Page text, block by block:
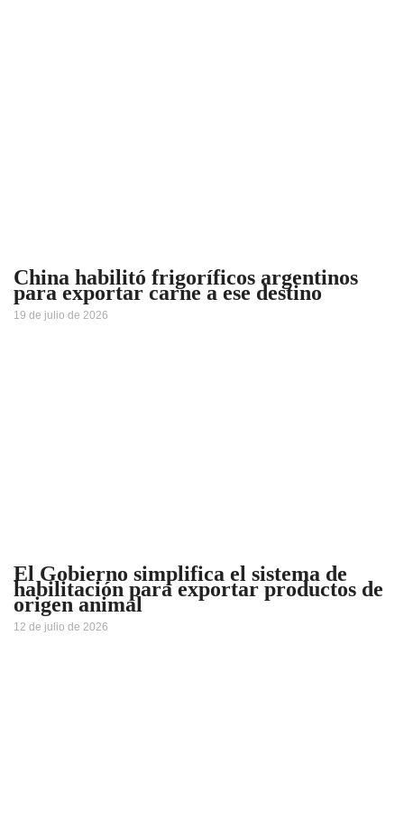
China habilitó frigoríficos argentinos
para exportar carne a ese destino
19 de julio de 2026
El Gobierno simplifica el sistema de
habilitación para exportar productos de
origen animal
12 de julio de 2026